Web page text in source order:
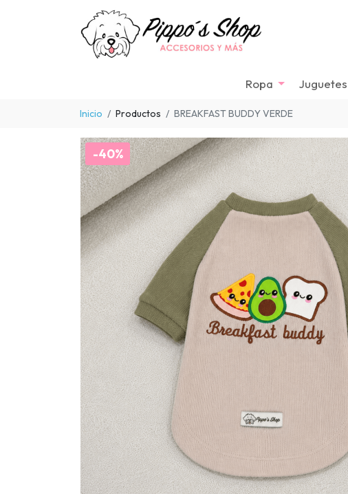
Ropa Juguetes
Inicio Productos BREAKFAST BUDDY VERDE
-40%